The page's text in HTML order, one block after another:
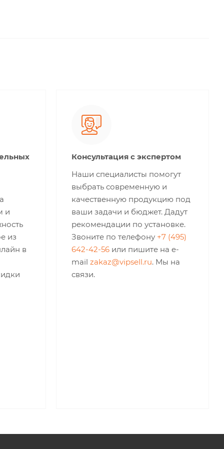
и
из
в
Консультация с экспертом
Наши специалисты помогут
выбрать современную и
качественную продукцию под
ваши задачи и бюджет. Дадут
рекомендации по установке.
Звоните по телефону +7 (495)
642-42-56 или пишите на e-
mail zakaz@vipsell.ru. Мы на
связи.